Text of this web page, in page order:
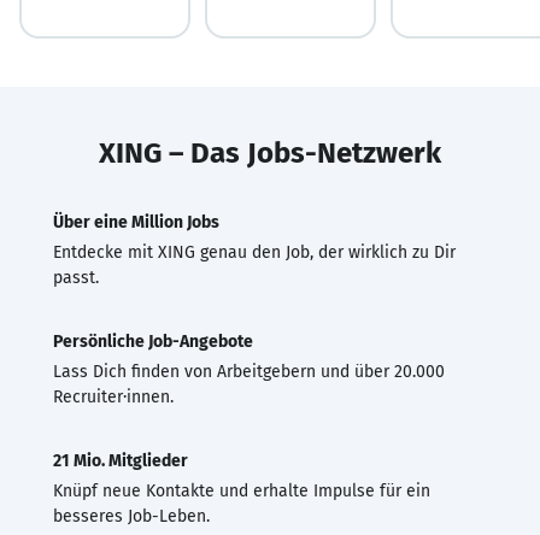
XING – Das Jobs-Netzwerk
Über eine Million Jobs
Entdecke mit XING genau den Job, der wirklich zu Dir
passt.
Persönliche Job-Angebote
Lass Dich finden von Arbeitgebern und über 20.000
Recruiter·innen.
21 Mio. Mitglieder
Knüpf neue Kontakte und erhalte Impulse für ein
besseres Job-Leben.